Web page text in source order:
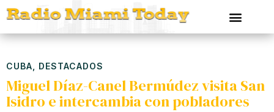
CUBA DESTACADOS
Miguel Díaz-Canel Bermúdez visita San
Isidro e intercambia con pobladores